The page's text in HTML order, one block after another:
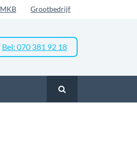
MKB Grootbedrijf
Bel: 070 381 92 18